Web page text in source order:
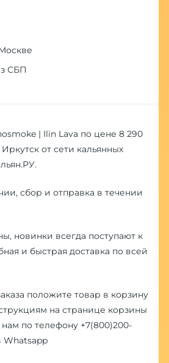
СБП
| Ilin Lava по цене 8 290
от сети кальянных
сбор и отправка в течении
новинки всегда поступают к
и быстрая доставка по всей
положите товар в корзину
на странице корзины
по телефону +7(800)200-
Whatsapp